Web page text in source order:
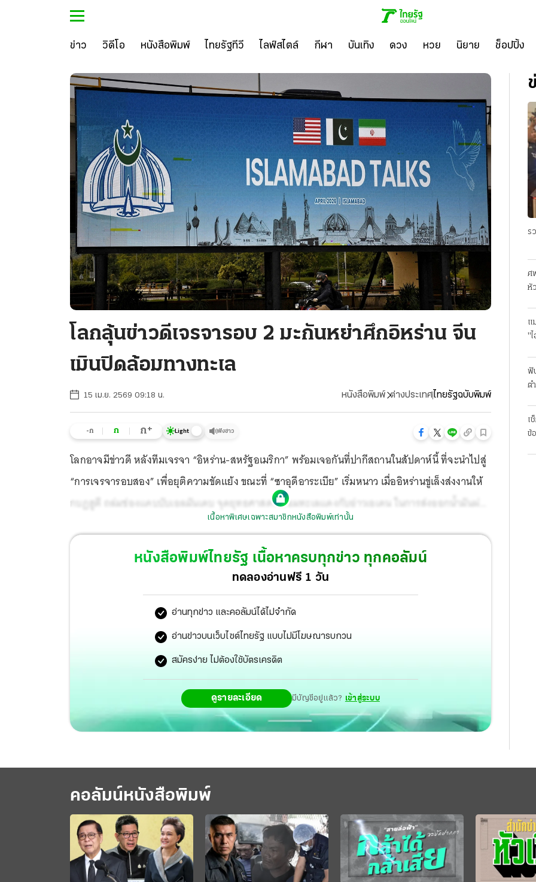
ข่าว วิดีโอ หนังสือพิมพ์ ไทยรัฐทีวี ไลฟ์สไตล์ กีฬา บันเทิง ดวง หวย นิยาย ช็อปปิ้ง
โลกลุ้นข่าวดีเจรจารอบ 2 มะกันหย่าศึกอิหร่าน จีน
เมินปิดล้อมทางทะเล
15 เม.ย. 2569 09:18 น. หนังสือพิมพ์ ต่างประเทศไทยรัฐฉบับพิมพ์
-ก ก ก+ Light ฟังข่าว
โลกอาจมีข่าวดี หลังทีมเจรจา “อิหร่าน-สหรัฐอเมริกา” พร้อมเจอกันที่ปากีสถานในสัปดาห์นี้ ที่จะนำไปสู่
“การเจรจารอบสอง” เพื่อยุติความขัดแย้ง ขณะที่ “ซาอุดีอาระเบีย” เริ่มหนาว เมื่ออิหร่านขู่เล็งส่งงานให้
กบฏฮูตี ถล่มช่องแคบบับเอลมันเดบ จุดยุทธศาสตร์เชื่อมทะเลแดงกับอ่าวเอเดน ในการส่งออกน้ำมันผ่าน
ท่อ หวังส่งแรงกดดันไปสหรัฐฯ ที่ปิดล้อมทางทะเล “ช่องแคบฮอร์มุซ” โดย “จีน” แสดงท่าทีแข็งกร้าว ไม่
พอใจสหรัฐฯ พร้อมขยับตัวปกป้องเรือบรรทุกสินค้าต้องผ่านฮอร์มุซได้ตามปกติ ด้าน “สุริยะ” เข้าหารือ
รองนายกฯรัสเซีย พร้อมไฟเขียวส่งออกปุ๋ยยูเรียให้ฝ่ายไทย รุกตั้งคณะทำงานหนุนการค้าสองประเทศ
เนื้อหาพิเศษเฉพาะสมาชิกหนังสือพิมพ์เท่านั้น
หนังสือพิมพ์ไทยรัฐ เนื้อหาครบทุกข่าว ทุกคอลัมน์
ทดลองอ่านฟรี 1 วัน
อ่านทุกข่าว และคอลัมน์ได้ไม่จำกัด
อ่านข่าวบนเว็บไซต์ไทยรัฐ แบบไม่มีโฆษณารบกวน
สมัครง่าย ไม่ต้องใช้บัตรเครดิต
ดูรายละเอียด มีบัญชีอยู่แล้ว? เข้าสู่ระบบ
ร
ศ
หั
แ
"
ฟั
ต
เ
ข้
คอลัมน์หนังสือพิมพ์